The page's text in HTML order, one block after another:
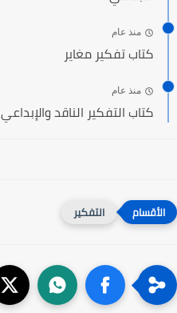
منذ عام
كتاب تفكير مغاير
منذ عام
كتاب التفكير الناقد والإبداعي
التفكير